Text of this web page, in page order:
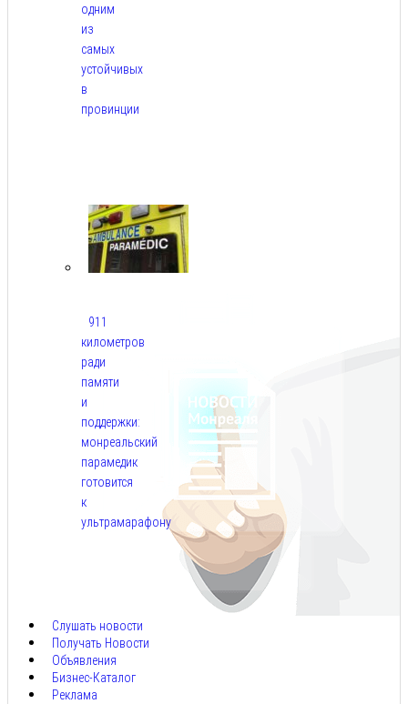
одним
из
самых
устойчивых
в
провинции
911
километров
ради
памяти
и
поддержки:
монреальский
парамедик
готовится
к
ультрамарафону
Слушать новости
Получать Новости
Объявления
Бизнес-Каталог
Реклама